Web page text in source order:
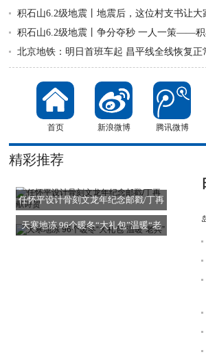
积石山6.2级地震丨地震后，这位村支书让大
积石山6.2级地震丨争分夺秒 一人一策——积
北京地铁：明日首班车起 昌平线全线恢复正
首页 新浪微博 腾讯微博
精彩推荐
任怀平设计骨刻文龙年纪念邮戳/丁再
献
天寒地冻 96个暖冬“大礼包”温暖“老